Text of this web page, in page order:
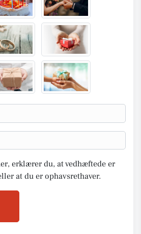
erklærer du, at vedhæftede er
at du er ophavsrethaver.